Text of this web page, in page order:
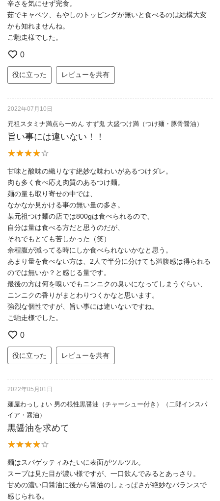
辛さを気にせず完食。
茹でキャベツ、もやしのトッピングが無いと食べるのは結構大変
かも知れませんね。
ご馳走様でした。
0
役に立った レビューを共有
2022年07月10日
元祖スタミナ満点らーめん すず鬼 大盛つけ満（つけ麺・豚骨醤油）
旨い事には違いない！！
甘味と酸味の織りなす絶妙な味わいがあるつけダレ。
肉も多く食べ応え肉質のあるつけ麺。
麺の量も取り寄せの中では、
なかなか見かける事の無い量の多さ。
某元祖つけ麺の店では800gは食べられるので、
自分は量は食べる方だと思うのだが、
それでもとても苦しかった（笑）
余程腹が減ってる時にしか食べられないかなと思う。
あまり量を食べない方は、2人で半分に分けても満腹感は得られる
のでは無いか？と感じる量です。
最後の方は何を嗅いでもニンニクの臭いになってしまうぐらい、
ニンニクの香りがまとわりつくかなと思います。
強烈な個性ですが、旨い事には違いないですね。
ご馳走様でした。
0
役に立った レビューを共有
2022年05月01日
麺屋わっしょい 男の根性黒醤油（チャーシュー付き）（二郎インスパ
イア・醤油）
黒醤油を求めて
麺はスパゲッティみたいに表面がツルツル。
スープは見た目が濃い様ですが、一口飲んでみるとあっさり。
甘めの濃い口醤油に後から醤油のしょっぱさが絶妙なバランスで
感じられる。